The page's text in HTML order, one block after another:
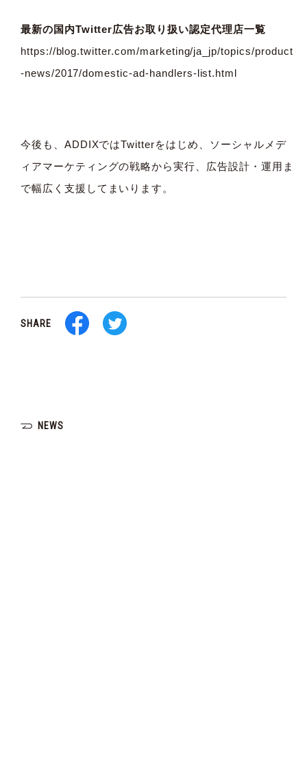
最新の国内Twitter広告お取り扱い認定代理店一覧
https://blog.twitter.com/marketing/ja_jp/topics/product
-news/2017/domestic-ad-handlers-list.html
今後も、ADDIXではTwitterをはじめ、ソーシャルメデ
ィアマーケティングの戦略から実行、広告設計・運用ま
で幅広く支援してまいります。
SHARE
NEWS